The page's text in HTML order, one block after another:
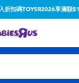
購買商 蝦皮旗艦
店
或全省各門
市
演,射擊玩具
動員